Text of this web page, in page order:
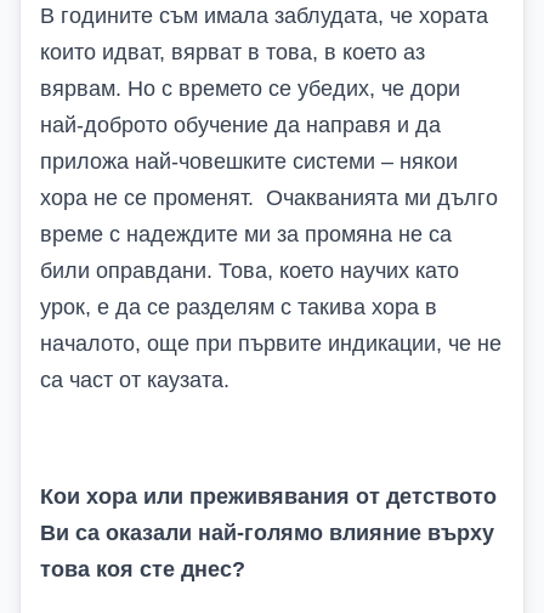
В годините съм имала заблудата, че хората
които идват, вярват в това, в което аз
вярвам. Но с времето се убедих, че дори
най-доброто обучение да направя и да
приложа най-човешките системи – някои
хора не се променят. Очакванията ми дълго
време с надеждите ми за промяна не са
били оправдани. Това, което научих като
урок, е да се разделям с такива хора в
началото, още при първите индикации, че не
са част от каузата.
Кои хора или преживявания от детството
Ви са оказали най-голямо влияние върху
това коя сте днес?